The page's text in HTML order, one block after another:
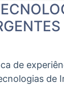
de
de